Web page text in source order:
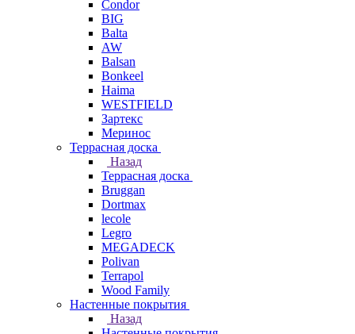
Condor
BIG
Balta
AW
Balsan
Bonkeel
Haima
WESTFIELD
Зартекс
Меринос
Террасная доска
Назад
Террасная доска
Bruggan
Dortmax
lecole
Legro
MEGADECK
Polivan
Terrapol
Wood Family
Настенные покрытия
Назад